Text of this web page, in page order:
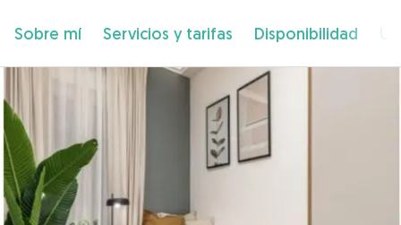
Sobre mí Servicios y tarifas Disponibilidad